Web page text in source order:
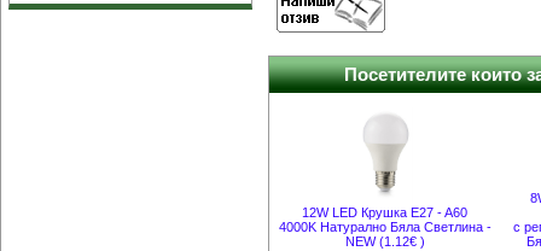
Посетителите които
12W LED Крушка E27 - A60
4000K Натурално Бяла Светлина -
NEW (1.12€ )
с